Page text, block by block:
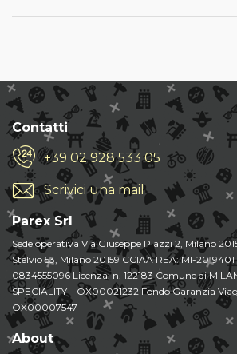
Contatti
+39 02 928 533 05
Scrivici una mail
Parex Srl
Sede operativa Via Giuseppe Piazzi 2, Milano
Stelvio 53, Milano 20159 CCIAA REA: MI-
0834555096 Licenza: n. 122183 Comune di
SPECIALITY – OX00021232 Fondo Garanzia
OX00007547
About